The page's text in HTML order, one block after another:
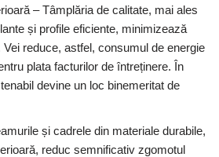
– Tâmplăria de calitate, mai ales
și profile eficiente, minimizează
Vei reduce, astfel, consumul de energie
plata facturilor de întreținere. În
devine un loc binemeritat de
și cadrele din materiale durabile,
reduc semnificativ zgomotul